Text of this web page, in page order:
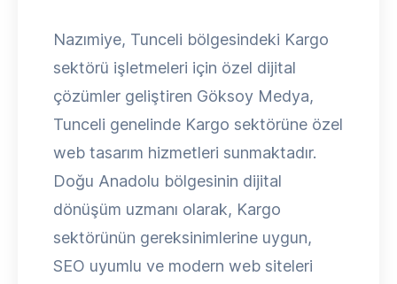
Nazımiye, Tunceli bölgesindeki Kargo
sektörü işletmeleri için özel dijital
çözümler geliştiren Göksoy Medya,
Tunceli genelinde Kargo sektörüne özel
web tasarım hizmetleri sunmaktadır.
Doğu Anadolu bölgesinin dijital
dönüşüm uzmanı olarak, Kargo
sektörünün gereksinimlerine uygun,
SEO uyumlu ve modern web siteleri